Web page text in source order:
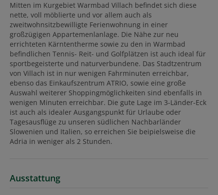
Mitten im Kurgebiet Warmbad Villach befindet sich diese
nette, voll möblierte und vor allem auch als
zweitwohnsitzbewilligte Ferienwohnung in einer
großzügigen Appartemenlanlage. Die Nähe zur neu
errichteten Kärntentherme sowie zu den in Warmbad
befindlichen Tennis- Reit- und Golfplätzen ist auch ideal für
sportbegeisterte und naturverbundene. Das Stadtzentrum
von Villach ist in nur wenigen Fahrminuten erreichbar,
ebenso das Einkaufszentrum ATRIO, sowie eine große
Auswahl weiterer Shoppingmöglichkeiten sind ebenfalls in
wenigen Minuten erreichbar. Die gute Lage im 3-Länder-Eck
ist auch als idealer Ausgangspunkt für Urlaube oder
Tagesausflüge zu unseren südlichen Nachbarländer
Slowenien und Italien, so erreichen Sie beipielsweise die
Adria in weniger als 2 Stunden.
Ausstattung